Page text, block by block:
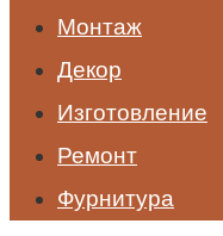
Монтаж
Декор
Изготовление
Ремонт
Фурнитура